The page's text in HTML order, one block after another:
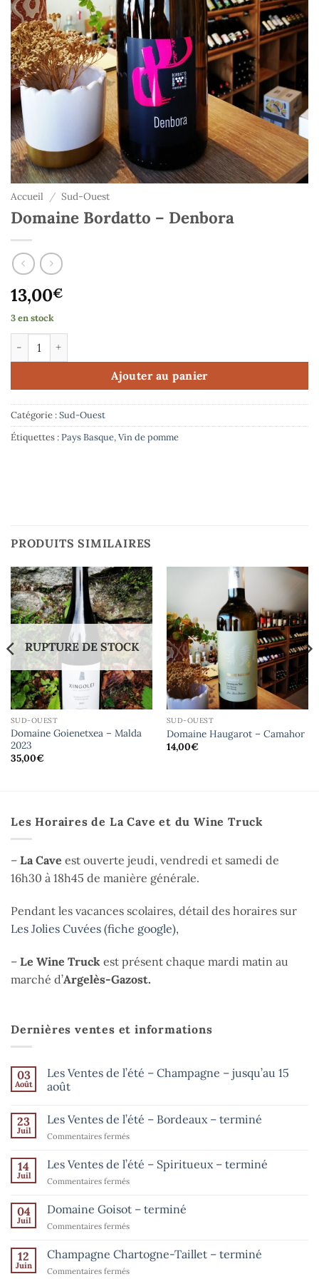
Accueil / Sud-Ouest
Domaine Bordatto – Denbora
13,00€
3 en stock
Ajouter au panier
Catégorie :Sud-Ouest
Étiquettes :Pays Basque,Vin de pomme
PRODUITS SIMILAIRES
RUPTURE DE STOCK
SUD-OUEST
Domaine Goienetxea – Malda
2023
35,00€
SUD-OUEST
Domaine Haugarot – Camahor
14,00€
Les Horaires de La Cave et du Wine Truck
– La Cave est ouverte jeudi, vendredi et samedi de
16h30 à 18h45 de manière générale.
Pendant les vacances scolaires, détail des horaires sur
Les Jolies Cuvées (fiche google),
– Le Wine Truck est présent chaque mardi matin au
marché d’Argelès-Gazost.
Dernières ventes et informations
03
Août
Les Ventes de l’été – Champagne – jusqu’au 15
août
sur
Ventes
–
–
15
août
23
Juil
Les Ventes de l’été – Bordeaux – terminé
Commentaires ferméssur
Ventes
de
l’été
Bordeaux
14
Juil
Les Ventes de l’été – Spiritueux – terminé
Commentaires ferméssur
Ventes
de
l’été
Spiritueux
04
Juil
Domaine Goisot – terminé
Commentaires ferméssur
Goisot
–
terminé
12
Juin
Champagne Chartogne-Taillet – terminé
Commentaires ferméssur